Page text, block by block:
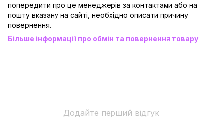
попередити про це менеджерів за контактами або на
пошту вказану на сайті, необхідно описати причину
повернення.
Більше інформації про обмін та повернення товару
Додайте перший відгук